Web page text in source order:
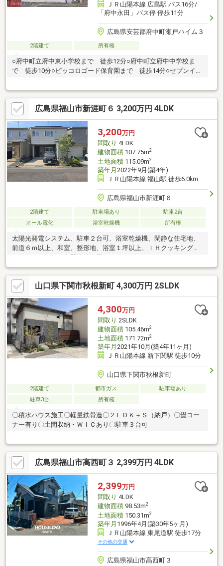
ＪＲ山陽本線 広島駅 バス16分/
「府中永田」バス停 停歩11分
広島県安芸郡府中町瀬戸ハイム３
2階建て 所有権
○府中町立府中東小学校まで 徒歩12分○府中町立府中中学校ま
で 徒歩10分○ピッコロゴード保育園まで 徒歩14分○セブンイレ
店まで 徒歩12分○瀬戸ハイム内科まで 徒歩11分○イオンモール
広島府中まで 車で10分○瀬戸ハイム第一児童遊園地まで 徒歩7
分
広島県福山市新涯町６ 3,200万円 4LDK
3,200万円
間取り 4LDK
建物面積107.75m2
土地面積115.09m2
築年月 2022年9月(築4年)
ＪＲ山陽本線 福山駅 徒歩6.0km
広島県福山市新涯町６
2階建て 駐車場あり
駐車2台
オール電化
浴室乾燥機 所有権
太陽光発電システム、駐車２台可、浴室乾燥機、閑静な住宅地、
前道６ｍ以上、和室、整形地、浴室１坪以上、ＩＨクッキングヒ
山口県下関市秋根新町 4,300万円 2SLDK
4,300万円
間取り 2SLDK
建物面積105.46m2
土地面積171.72m2
築年月 2021年10月(築4年11ヶ月)
ＪＲ山陽本線 新下関駅 徒歩10分
山口県下関市秋根新町
2階建て 都市ガス
駐車場あり
駐車3台
所有権
〇積水ハウス施工〇軽量鉄骨造〇２ＬＤＫ＋Ｓ（納戸）〇畳コー
ナー有り〇土間収納・ＷＩＣあり〇駐車３台可
広島県福山市高西町３ 2,399万円 4LDK
2,399万円
間取り 4LDK
建物面積98.53m2
土地面積150.31m2
築年月 1996年4月(築30年5ヶ月)
ＪＲ山陽本線 東尾道駅 徒歩17分
その他の交通
広島県福山市高西町３